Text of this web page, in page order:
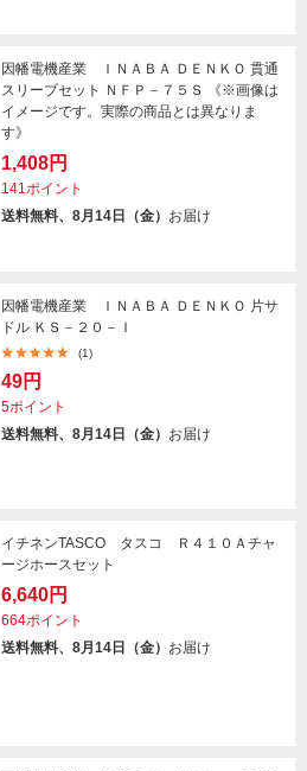
因幡電機産業 ＩＮＡＢＡ ＤＥＮＫＯ 貫通
スリーブセット ＮＦＰ－７５Ｓ 《※画像は
イメージです。実際の商品とは異なりま
す》
1,408円
141ポイント
送料無料、8月14日（金） お届け
因幡電機産業 ＩＮＡＢＡ ＤＥＮＫＯ 片サ
ドル ＫＳ－２０－Ｉ
(1)
49円
5ポイント
送料無料、8月14日（金） お届け
イチネンTASCO タスコ Ｒ４１０Ａチャ
ージホースセット
6,640円
664ポイント
送料無料、8月14日（金） お届け